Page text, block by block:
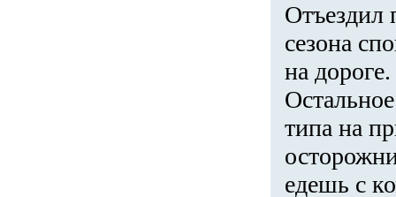
Отъездил
сезона
на
типа на
едешь с